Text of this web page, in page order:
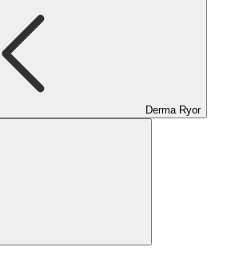
Derma Ryor